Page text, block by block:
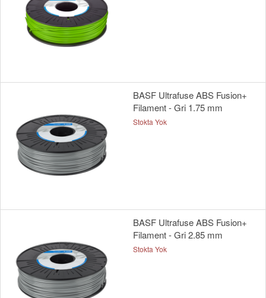
BASF Ultrafuse ABS Fusion+
Filament - Gri 1.75 mm
Stokta Yok
BASF Ultrafuse ABS Fusion+
Filament - Gri 2.85 mm
Stokta Yok